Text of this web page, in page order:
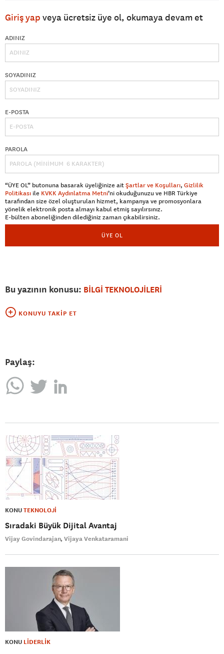
Giriş yap veya ücretsiz üye ol, okumaya devam et
ADINIZ
SOYADINIZ
E-POSTA
PAROLA
“ÜYE OL” butonuna basarak üyeliğinize aitŞartlar ve Koşulları, Gizlilik
Politikası ile KVKK Aydınlatma Metni’ni okuduğunuzu ve HBR Türkiye
tarafından size özel oluşturulan hizmet, kampanya ve promosyonlara
yönelik elektronik posta almayı kabul etmiş sayılırsınız.
E-bülten aboneliğinden dilediğiniz zaman çıkabilirsiniz.
ÜYE OL
Bu yazının konusu: BİLGİ TEKNOLOJİLERİ
KONUYU TAKIP ET
Paylaş:
KONUTEKNOLOJİ
Sıradaki Büyük Dijital Avantaj
Vijay Govindarajan Vijaya Venkataramani
KONU LİDERLİK